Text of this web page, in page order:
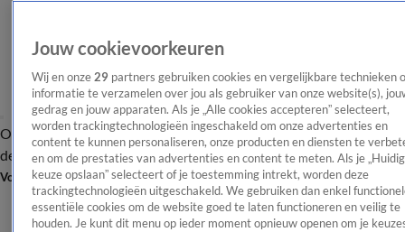
OverzichtAfleveringen Entertainment TV Algemeen
Tip
de redactieNieuwsbrief
Volg Shownieuws
Jouw cookievoorkeuren
Wij en onze 29 partners gebruiken cookies en vergelijkbare technieken
informatie te verzamelen over jou als gebruiker van onze website(s),
gedrag en jouw apparaten. Als je „Alle cookies accepteren” selecteert,
worden trackingtechnologieën ingeschakeld om onze advertenties en
content te kunnen personaliseren, onze producten en diensten te
en om de prestaties van advertenties en content te meten. Als je
keuze opslaan” selecteert of je toestemming intrekt, worden deze
trackingtechnologieën uitgeschakeld. We gebruiken dan enkel
essentiële cookies om de website goed te laten functioneren en veilig te
houden. Je kunt dit menu op ieder moment opnieuw openen om je